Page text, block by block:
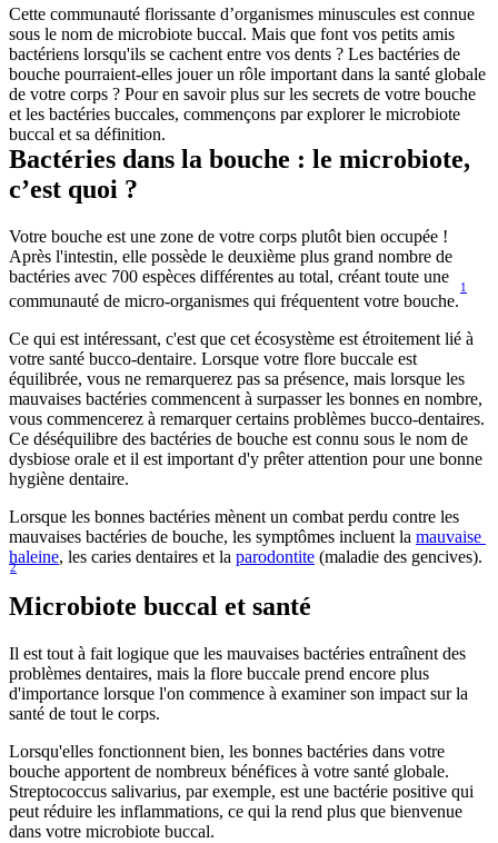
Cette communauté florissante d’organismes minuscules est connue
sous le nom de microbiote buccal. Mais que font vos petits amis
bactériens lorsqu'ils se cachent entre vos dents ? Les bactéries de
bouche pourraient-elles jouer un rôle important dans la santé globale
de votre corps ? Pour en savoir plus sur les secrets de votre bouche
et les bactéries buccales, commençons par explorer le microbiote
buccal et sa définition.
Bactéries dans la bouche : le microbiote,
c’est quoi ?
Votre bouche est une zone de votre corps plutôt bien occupée !
Après l'intestin, elle possède le deuxième plus grand nombre de
bactéries avec 700 espèces différentes au total, créant toute une
communauté de micro-organismes qui fréquentent votre bouche.
1
Ce qui est intéressant, c'est que cet écosystème est étroitement lié à
votre santé bucco-dentaire. Lorsque votre flore buccale est
équilibrée, vous ne remarquerez pas sa présence, mais lorsque les
mauvaises bactéries commencent à surpasser les bonnes en nombre,
vous commencerez à remarquer certains problèmes bucco-dentaires.
Ce déséquilibre des bactéries de bouche est connu sous le nom de
dysbiose orale et il est important d'y prêter attention pour une bonne
hygiène dentaire.
Lorsque les bonnes bactéries mènent un combat perdu contre les
mauvaises bactéries de bouche, les symptômes incluent la mauvaise
haleine, les caries dentaires et la parodontite (maladie des gencives).
2
Microbiote buccal et santé
Il est tout à fait logique que les mauvaises bactéries entraînent des
problèmes dentaires, mais la flore buccale prend encore plus
d'importance lorsque l'on commence à examiner son impact sur la
santé de tout le corps.
Lorsqu'elles fonctionnent bien, les bonnes bactéries dans votre
bouche apportent de nombreux bénéfices à votre santé globale.
Streptococcus salivarius, par exemple, est une bactérie positive qui
peut réduire les inflammations, ce qui la rend plus que bienvenue
dans votre microbiote buccal.